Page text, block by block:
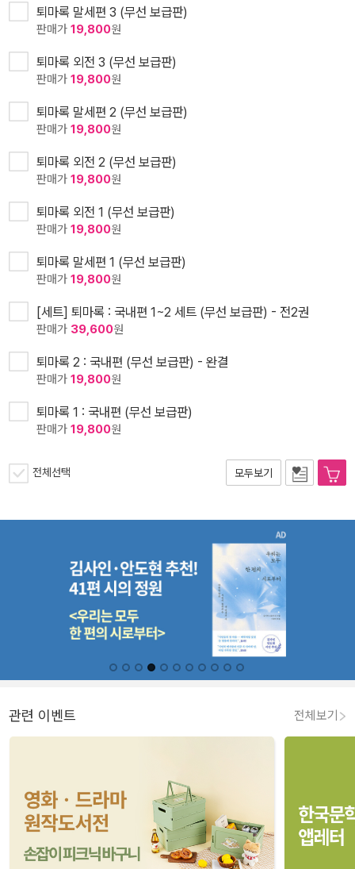
퇴마록 말세편 3 (무선 보급판)
판매가 19,800원
퇴마록 외전 3 (무선 보급판)
판매가 19,800원
퇴마록 말세편 2 (무선 보급판)
판매가 19,800원
퇴마록 외전 2 (무선 보급판)
판매가 19,800원
퇴마록 외전 1 (무선 보급판)
판매가 19,800원
퇴마록 말세편 1 (무선 보급판)
판매가 19,800원
[세트] 퇴마록 : 국내편 1~2 세트 (무선 보급판) - 전2권
판매가 39,600원
퇴마록 2 : 국내편 (무선 보급판) - 완결
판매가 19,800원
퇴마록 1 : 국내편 (무선 보급판)
판매가 19,800원
전체선택 모두보기
관련 이벤트 전체보기